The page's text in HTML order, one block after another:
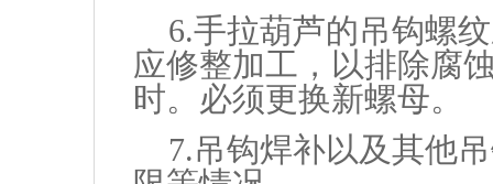
6.手拉葫芦的吊钩螺
应修整加工，以排除腐
时。必须更换新螺母。
7.吊钩焊补以及其他